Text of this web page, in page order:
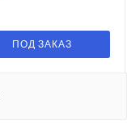
ПОД ЗАКАЗ